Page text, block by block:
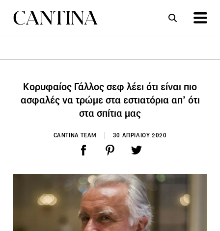
Κορυφαίος Γάλλος σεφ λέει ότι είναι πιο
ασφαλές να τρώμε στα εστιατόρια απ’ ότι
στα σπίτια μας
CANTINA TEAM 30 ΑΠΡΙΛΙΟΥ 2020